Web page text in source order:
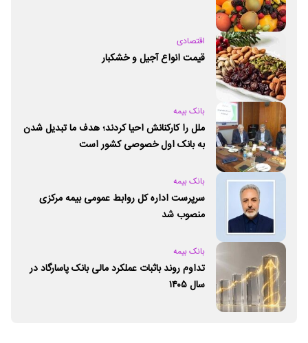
اقتصادی
قیمت انواع آجیل و خشکبار
بانک بیمه
ملل را کارکنانش احیا کردند؛ هدف ما تبدیل شدن
به بانک اول خصوصی کشور است
بانک بیمه
سرپرست اداره کل روابط عمومی بیمه مرکزی
منصوب شد
بانک بیمه
تداوم روند باثبات عملکرد مالی بانک پاسارگاد در
سال ۱۴۰۵